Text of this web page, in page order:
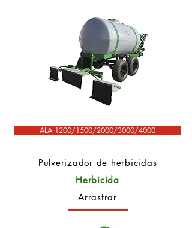
ALA 1200/1500/2000/3000/4000
Pulverizador de herbicidas
Herbicida
Arrastrar